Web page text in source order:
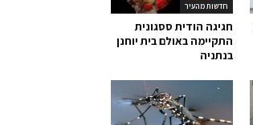
חדשות מהעיר
חגיגה הודית ססגונית
התקיימה באולם בית יוחנן
בנתניה